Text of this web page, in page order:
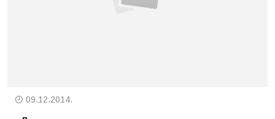
09.12.2014.